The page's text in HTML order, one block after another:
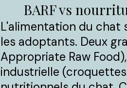
BARF vs
L'alimentation du chat
les adoptants. Deux
Appropriate Raw
industrielle